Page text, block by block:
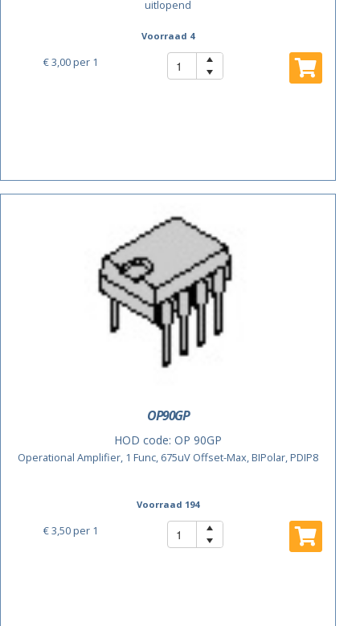
uitlopend
Voorraad 4
€ 3,00per 1
OP90GP
HOD code: OP 90GP
Operational Amplifier, 1 Func, 675uV Offset-Max, BIPolar, PDIP8
Voorraad 194
€ 3,50per 1